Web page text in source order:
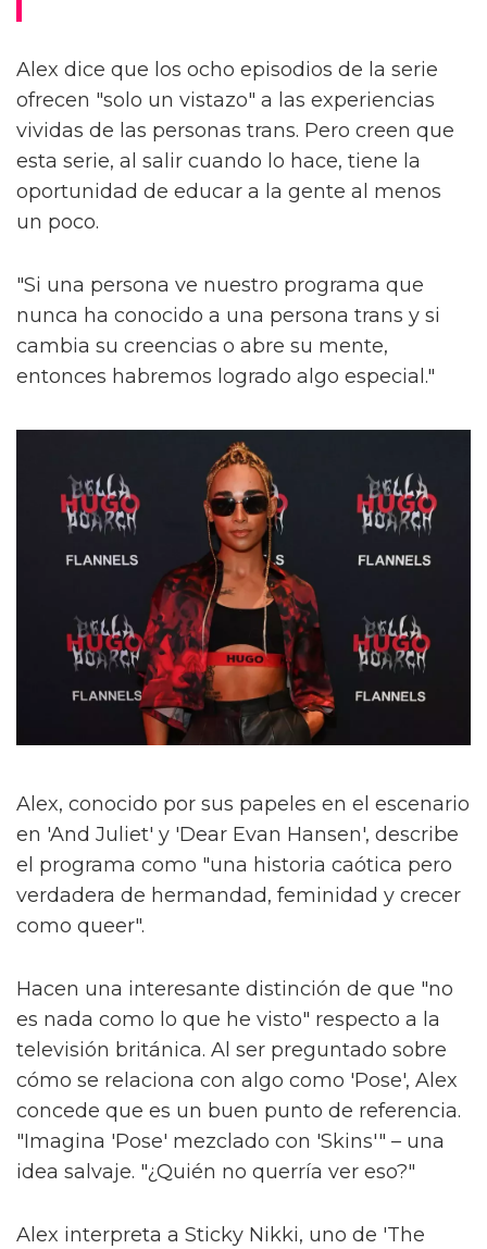
Alex dice que los ocho episodios de la serie
ofrecen "solo un vistazo" a las experiencias
vividas de las personas trans. Pero creen que
esta serie, al salir cuando lo hace, tiene la
oportunidad de educar a la gente al menos
un poco.
"Si una persona ve nuestro programa que
nunca ha conocido a una persona trans y si
cambia su creencias o abre su mente,
entonces habremos logrado algo especial."
Alex, conocido por sus papeles en el escenario
en 'And Juliet' y 'Dear Evan Hansen', describe
el programa como "una historia caótica pero
verdadera de hermandad, feminidad y crecer
como queer".
Hacen una interesante distinción de que "no
es nada como lo que he visto" respecto a la
televisión británica. Al ser preguntado sobre
cómo se relaciona con algo como 'Pose', Alex
concede que es un buen punto de referencia.
"Imagina 'Pose' mezclado con 'Skins'" – una
idea salvaje. "¿Quién no querría ver eso?"
Alex interpreta a Sticky Nikki, uno de 'The